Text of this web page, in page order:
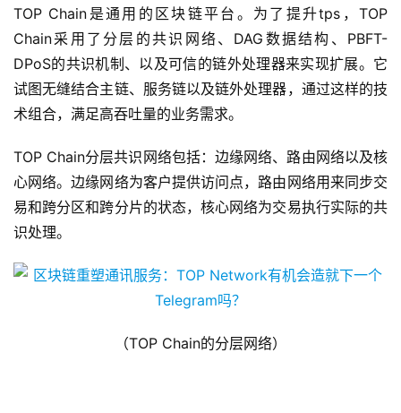
TOP Chain是通用的区块链平台。为了提升tps，TOP
Chain采用了分层的共识网络、DAG数据结构、PBFT-
DPoS的共识机制、以及可信的链外处理器来实现扩展。它
试图无缝结合主链、服务链以及链外处理器，通过这样的技
术组合，满足高吞吐量的业务需求。
TOP Chain分层共识网络包括：边缘网络、路由网络以及核
心网络。边缘网络为客户提供访问点，路由网络用来同步交
易和跨分区和跨分片的状态，核心网络为交易执行实际的共
识处理。
（TOP Chain的分层网络）